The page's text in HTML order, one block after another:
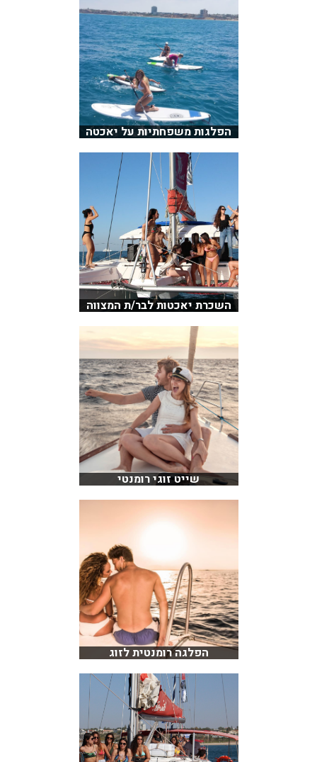
הפלגות משפחתיות על יאכטה
השכרת יאכטות לבר/ת המצווה
שייט זוגי רומנטי
הפלגה רומנטית לזוג